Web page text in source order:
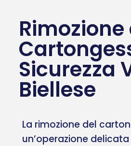
Rimozione
Sicurezza
Biellese
La rimozione del
un’operazione